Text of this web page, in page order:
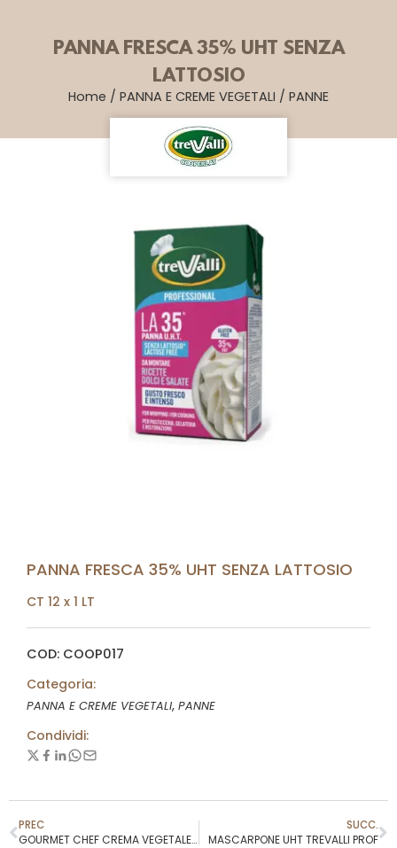
PANNA FRESCA 35% UHT SENZA
LATTOSIO
Home / PANNA E CREME VEGETALI / PANNE
PANNA FRESCA 35% UHT SENZA LATTOSIO
CT 12 x 1 LT
COD: COOP017
Categoria:
PANNA E CREME VEGETALI, PANNE
Condividi:
PREC
GOURMET CHEF CREMA VEGETALE PER CUCINA
SUCC.
MASCARPONE UHT TREVALLI PROF